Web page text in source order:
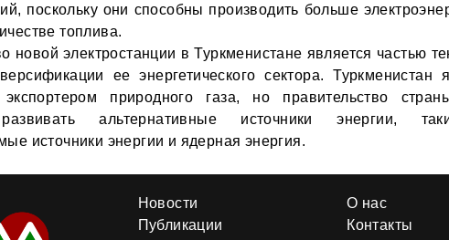
поскольку они способны производить больше
топлива.
новой электростанции в Туркменистане является частью
ее энергетического сектора. Туркменистан
природного газа, но правительство
альтернативные источники энергии,
источники энергии и ядерная энергия.
Новости
Публикации
О нас
Контакты